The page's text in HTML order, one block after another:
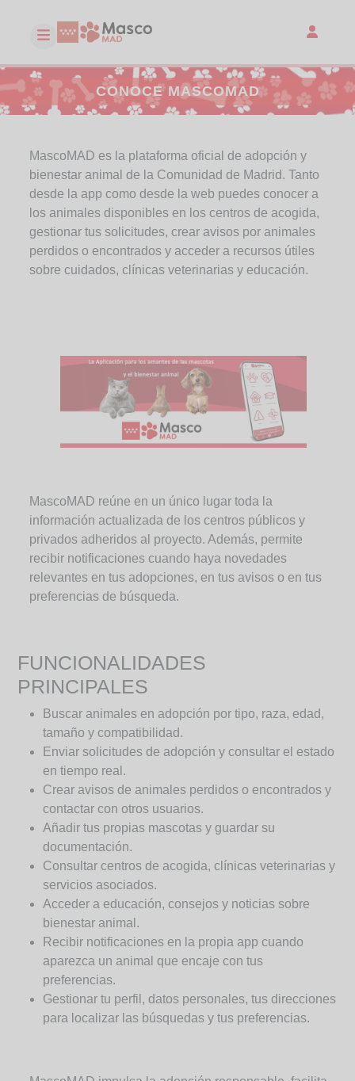
CONOCE MASCOMAD
MascoMAD es la plataforma oficial de adopción y
bienestar animal de la Comunidad de Madrid. Tanto
desde la app como desde la web puedes conocer a
los animales disponibles en los centros de acogida,
gestionar tus solicitudes, crear avisos por animales
perdidos o encontrados y acceder a recursos útiles
sobre cuidados, clínicas veterinarias y educación.
MascoMAD reúne en un único lugar toda la
información actualizada de los centros públicos y
privados adheridos al proyecto. Además, permite
recibir notificaciones cuando haya novedades
relevantes en tus adopciones, en tus avisos o en tus
preferencias de búsqueda.
FUNCIONALIDADES
PRINCIPALES
Buscar animales en adopción por tipo, raza, edad,
tamaño y compatibilidad.
Enviar solicitudes de adopción y consultar el estado
en tiempo real.
Crear avisos de animales perdidos o encontrados y
contactar con otros usuarios.
Añadir tus propias mascotas y guardar su
documentación.
Consultar centros de acogida, clínicas veterinarias y
servicios asociados.
Acceder a educación, consejos y noticias sobre
bienestar animal.
Recibir notificaciones en la propia app cuando
aparezca un animal que encaje con tus
preferencias.
Gestionar tu perfil, datos personales, tus direcciones
para localizar las búsquedas y tus preferencias.